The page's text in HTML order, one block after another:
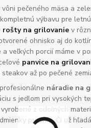
pečeného mäsa a
výbavu pre
rošty na grilovanie v
ohnisko aj do
veľkých porcií máme v
panvice na
až po pečené
náradie na
s jedlom pri vysokých
z odolných
pri ohni. Či už